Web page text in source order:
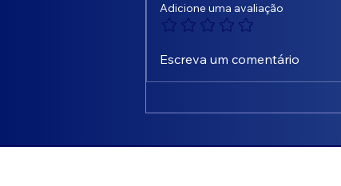
Transforme desperdício em
Adicione uma avaliação
Escreva um comentário